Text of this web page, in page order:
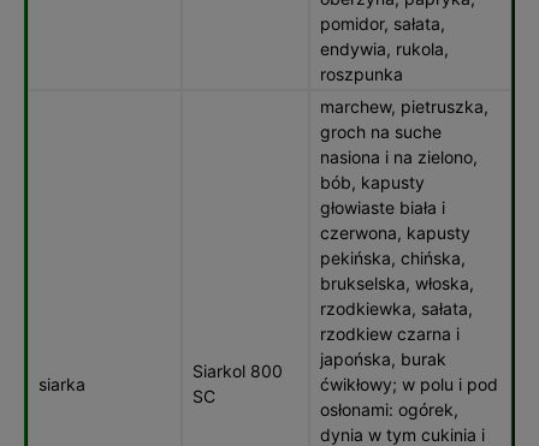
pomidor, sałata,
endywia, rukola,
roszpunka
siarka
Siarkol 800
SC
marchew, pietruszka,
groch na suche
nasiona i na zielono,
bób, kapusty
głowiaste biała i
czerwona, kapusty
pekińska, chińska,
brukselska, włoska,
rzodkiewka, sałata,
rzodkiew czarna i
japońska, burak
ćwikłowy; w polu i pod
osłonami: ogórek,
dynia w tym cukinia i